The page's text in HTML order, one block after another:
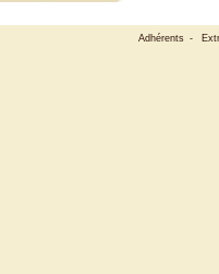
Adhérents -